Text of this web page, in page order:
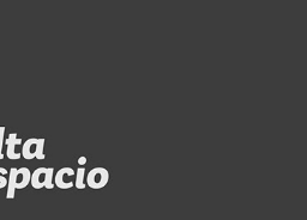
dlta 2009
2025